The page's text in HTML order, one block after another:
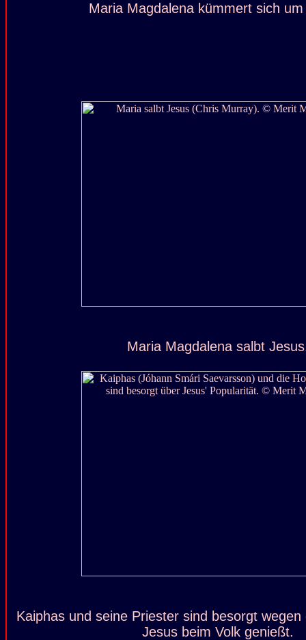
Maria Magdalena kümmert sich
Maria Magdalena salbt
Kaiphas und seine Priester sind besorgt
Jesus beim Volk genießt.